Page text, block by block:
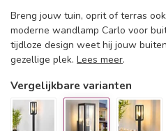
Breng jouw tuin, oprit of terras
moderne wandlamp Carlo voor
tijdloze design weet hij jouw
gezellige plek. Lees meer.
Vergelijkbare varianten